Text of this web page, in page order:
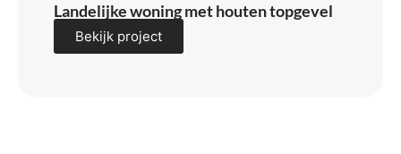
Landelijke woning met houten topgevel
Bekijk project